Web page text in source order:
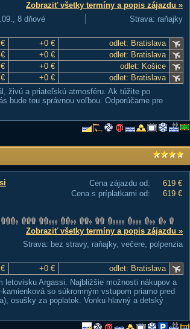
Zobraziť všetky termíny a popis zájazdu »
8 dňové
Strava: raňajky
+0 €
odlet: Bratislava
+0 €
odlet: Bratislava
+0 €
odlet: Košice
+0 €
odlet: Bratislava
živú a priateľskú atmosféru. Ak túžite po
bude tou správnou voľbou. Odporúčame pre
Cena zájazdu od:
619 €
Cena s príplatkami od:
619 €
Zobraziť všetky termíny a popis zájazdu »
Strava: bez stravy, raňajky, večere, polpenzia
+0 €
odlet: Bratislava
letovisku Argassi. Najbližšie možnosti nákupov a
so súkromným vstupom priamo pred
osušky za poplatok. Vonku hlavný a detský